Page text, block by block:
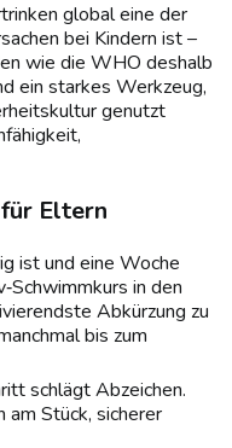
global eine der
bei Kindern ist –
wie die WHO deshalb
ein starkes Werkzeug,
genutzt
Eltern
ist und eine Woche
in den
Abkürzung zu
bis zum
schlägt Abzeichen.
am Stück, sicherer